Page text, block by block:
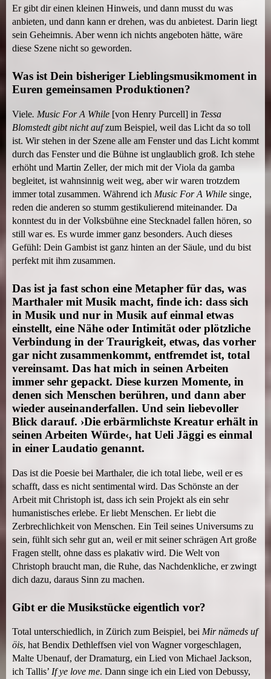
Er gibt dir einen kleinen Hinweis, und dann musst du was
anbieten, und dann kann er drehen, was du anbietest. Darin liegt
sein Geheimnis. Aber wenn ich nichts angeboten hätte, wäre
diese Szene nicht so geworden.
Was ist Dein bisheriger Lieblingsmusikmoment in
Euren gemeinsamen Produktionen?
Viele. Music For A While [von Henry Purcell] in Tessa
Blomstedt gibt nicht aufzum Beispiel, weil das Licht da so toll
ist. Wir stehen in der Szene alle am Fenster und das Licht kommt
durch das Fenster und die Bühne ist unglaublich groß. Ich stehe
erhöht und Martin Zeller, der mich mit der Viola da gamba
begleitet, ist wahnsinnig weit weg, aber wir waren trotzdem
immer total zusammen. Während ich Music For A While singe,
reden die anderen so stumm gestikulierend miteinander. Da
konntest du in der Volksbühne eine Stecknadel fallen hören, so
still war es. Es wurde immer ganz besonders. Auch dieses
Gefühl: Dein Gambist ist ganz hinten an der Säule, und du bist
perfekt mit ihm zusammen.
Das ist ja fast schon eine Metapher für das, was
Marthaler mit Musik macht, finde ich: dass sich
in Musik und nur in Musik auf einmal etwas
einstellt, eine Nähe oder Intimität oder plötzliche
Verbindung in der Traurigkeit, etwas, das vorher
gar nicht zusammenkommt, entfremdet ist, total
vereinsamt. Das hat mich in seinen Arbeiten
immer sehr gepackt. Diese kurzen Momente, in
denen sich Menschen berühren, und dann aber
wieder auseinanderfallen. Und sein liebevoller
Blick darauf. ›Die erbärmlichste Kreatur erhält in
seinen Arbeiten Würde‹, hat Ueli Jäggi es einmal
in einer Laudatio genannt.
Das ist die Poesie bei Marthaler, die ich total liebe, weil er es
schafft, dass es nicht sentimental wird. Das Schönste an der
Arbeit mit Christoph ist, dass ich sein Projekt als ein sehr
humanistisches erlebe. Er liebt Menschen. Er liebt die
Zerbrechlichkeit von Menschen. Ein Teil seines Universums zu
sein, fühlt sich sehr gut an, weil er mit seiner schrägen Art große
Fragen stellt, ohne dass es plakativ wird. Die Welt von
Christoph braucht man, die Ruhe, das Nachdenkliche, er zwingt
dich dazu, daraus Sinn zu machen.
Gibt er die Musikstücke eigentlich vor?
Total unterschiedlich, in Zürich zum Beispiel, bei Mir nämeds uf
öis, hat Bendix Dethleffsen viel von Wagner vorgeschlagen,
Malte Ubenauf, der Dramaturg, ein Lied von Michael Jackson,
ich Tallis’ If ye love me. Dann singe ich ein Lied von Debussy,